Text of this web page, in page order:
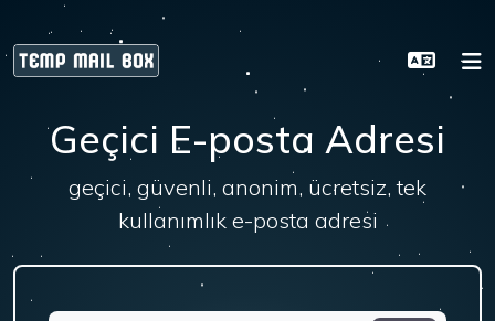
Geçici E-posta Adresi
geçici, güvenli, anonim, ücretsiz, tek
kullanımlık e-posta adresi